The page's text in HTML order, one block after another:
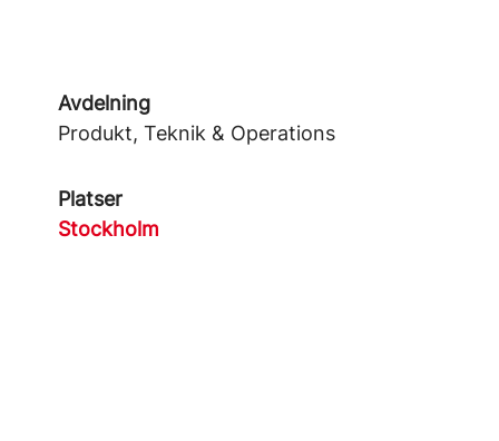
Avdelning
Produkt, Teknik & Operations
Platser
Stockholm